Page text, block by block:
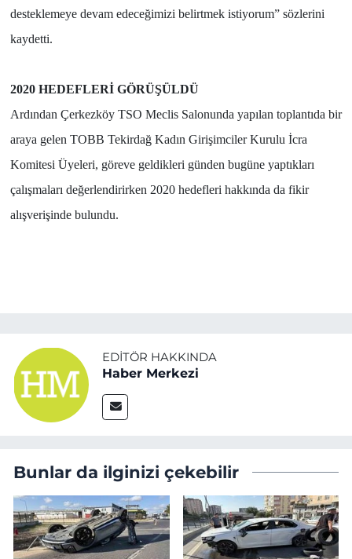
desteklemeye devam edeceğimizi belirtmek istiyorum” sözlerini
kaydetti.
2020 HEDEFLERİ GÖRÜŞÜLDÜ
Ardından Çerkezköy TSO Meclis Salonunda yapılan toplantıda bir
araya gelen TOBB Tekirdağ Kadın Girişimciler Kurulu İcra
Komitesi Üyeleri, göreve geldikleri günden bugüne yaptıkları
çalışmaları değerlendirirken 2020 hedefleri hakkında da fikir
alışverişinde bulundu.
EDITÖR HAKKINDA
Haber Merkezi
Bunlar da ilginizi çekebilir